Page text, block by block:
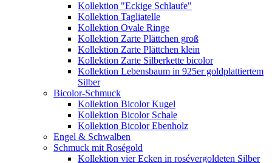
Kollektion "Eckige Schlaufe"
Kollektion Tagliatelle
Kollektion Ovale Ringe
Kollektion Zarte Plättchen groß
Kollektion Zarte Plättchen klein
Kollektion Zarte Silberkette bicolor
Kollektion Lebensbaum in 925er goldplattiertem
Silber
Bicolor-Schmuck
Kollektion Bicolor Kugel
Kollektion Bicolor Schale
Kollektion Bicolor Ebenholz
Engel & Schwalben
Schmuck mit Roségold
Kollektion vier Ecken in rosévergoldeten Silber